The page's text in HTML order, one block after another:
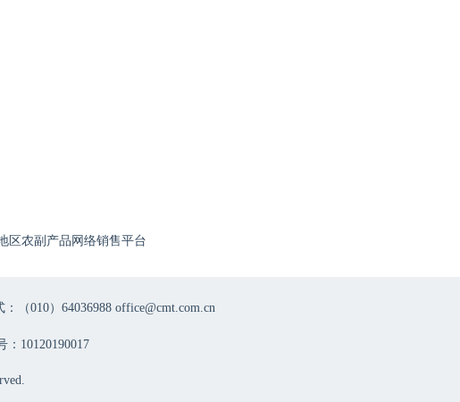
区农副产品网络销售平台
（010）64036988 office@cmt.com.cn
10120190017